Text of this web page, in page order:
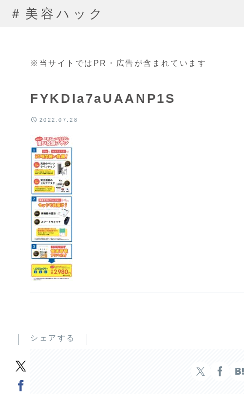
＃美容ハック
※当サイトではPR・広告が含まれています
FYKDIa7aUAANP1S
2022.07.28
シェアする